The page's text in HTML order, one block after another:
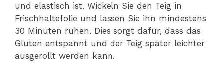
und elastisch ist. Wickeln Sie den Teig in
Frischhaltefolie und lassen Sie ihn mindestens
30 Minuten ruhen. Dies sorgt dafür, dass das
Gluten entspannt und der Teig später leichter
ausgerollt werden kann.